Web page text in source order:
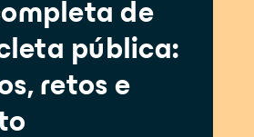
de
pública:
retos e